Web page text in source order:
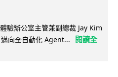
驗辦公室主管兼副總裁 Jay Kim
向全自動化 Agent...
閱讀全